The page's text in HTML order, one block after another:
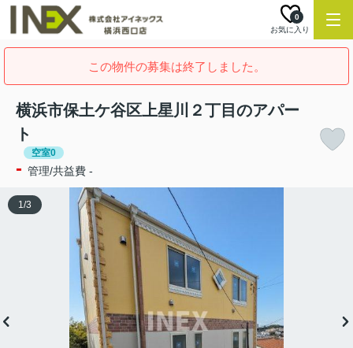
お気に入り
0
この物件の募集は終了しました。
横浜市保土ケ谷区上星川２丁目のアパー
ト
空室0
- 管理/共益費 -
1/3